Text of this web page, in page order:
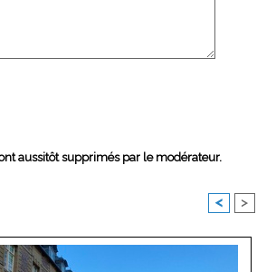
aussitôt supprimés par le modérateur.
< >